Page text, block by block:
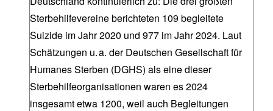
Sterbehilfevereine berichteten 109 begleitete
Suizide im Jahr 2020 und 977 im Jahr 2024. Laut
Schätzungen u. a. der Deutschen Gesellschaft für
Humanes Sterben (DGHS) als eine dieser
Sterbehilfeorganisationen waren es 2024
insgesamt etwa 1200, weil auch Begleitungen